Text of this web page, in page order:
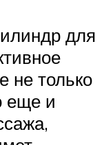
для
не только
еще и